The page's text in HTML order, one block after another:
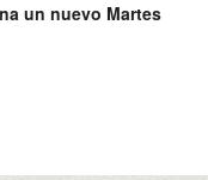
un nuevo Martes